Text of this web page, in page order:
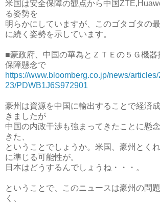
米国は安全保障の観点から中国
る姿勢を
明らかにしていますが、このゴタゴタの
に続く姿勢を示しています。
■豪政府、中国の華為とＺＴＥの５Ｇ機器
保障懸念で
https://www.bloomberg.co.jp/news/
23/PDWB1J6S972901
豪州は資源を中国に輸出することで経済
きましたが
中国の内政干渉も強まってきたことに懸
きた、
ということでしょうか。米国、豪州とく
に準じる可能性が。
日本はどうするんでしょうね・・・。
ということで、このニュースは豪州の問
く、